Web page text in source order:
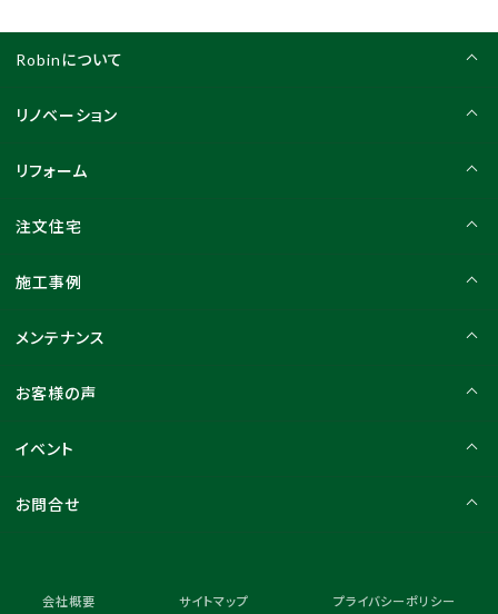
Robinについて
リノベーション
リフォーム
注文住宅
施工事例
メンテナンス
お客様の声
イベント
お問合せ
会社概要 サイトマップ プライバシーポリシー